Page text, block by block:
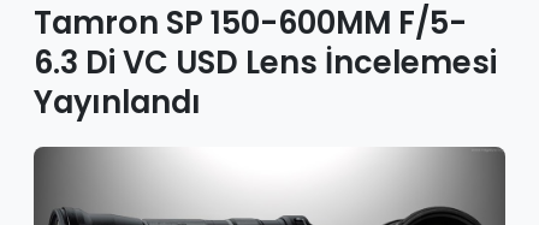
Tamron SP 150-600MM F/5-
6.3 Di VC USD Lens İncelemesi
Yayınlandı